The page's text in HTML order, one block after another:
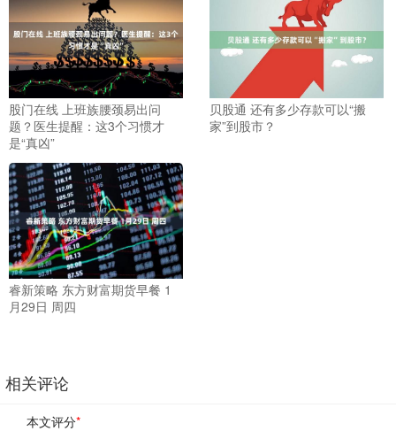
股门在线 上班族腰颈易出问
题？医生提醒：这3个习惯才
是“真凶”
贝股通 还有多少存款可以“搬
家”到股市？
睿新策略 东方财富期货早餐 1
月29日 周四
相关评论
本文评分*